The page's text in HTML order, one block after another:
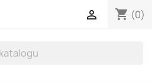
shopping_cart (0)
